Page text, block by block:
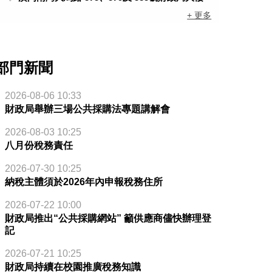
+ 更多
門新聞
2026-08-06 10:33
財政局舉辦三場公共採購法專題講解會
2026-08-03 10:25
八月份稅務責任
2026-07-30 10:25
納稅主體須於2026年內申報稅務住所
2026-07-22 10:00
財政局推出“公共採購網站” 籲供應商儘快辦理登
記
2026-07-21 10:25
財政局持續在校園推廣稅務知識